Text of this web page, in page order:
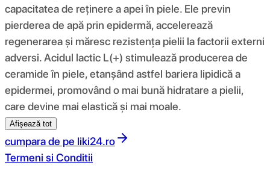
capacitatea de reținere a apei în piele. Ele previn
pierderea de apă prin epidermă, accelerează
regenerarea și măresc rezistența pielii la factorii externi
adversi. Acidul lactic L(+) stimulează producerea de
ceramide în piele, etanșând astfel bariera lipidică a
epidermei, promovând o mai bună hidratare a pielii,
care devine mai elastică și mai moale.
Afișează tot
cumpara de pe liki24.ro
Termeni si Conditii